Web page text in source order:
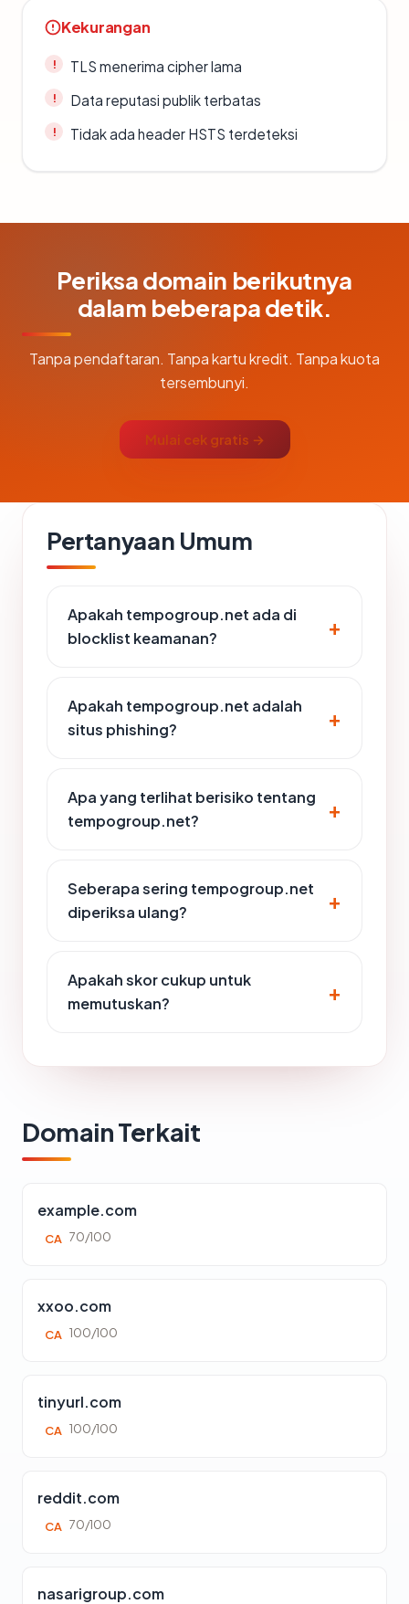
Kekurangan
TLS menerima cipher lama
Data reputasi publik terbatas
Tidak ada header HSTS terdeteksi
Periksa domain berikutnya
dalam beberapa detik.
Tanpa pendaftaran. Tanpa kartu kredit. Tanpa kuota
tersembunyi.
Mulai cek gratis →
Pertanyaan Umum
Apakah tempogroup.net ada di
blocklist keamanan?
Apakah tempogroup.net adalah
situs phishing?
Apa yang terlihat berisiko tentang
tempogroup.net?
Seberapa sering tempogroup.net
diperiksa ulang?
Apakah skor cukup untuk
memutuskan?
Domain Terkait
example.com
CA 70/100
xxoo.com
CA 100/100
tinyurl.com
CA 100/100
reddit.com
CA 70/100
nasarigroup.com